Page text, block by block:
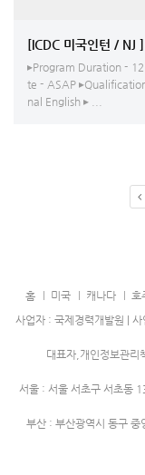
▸Program Duration - 12
te - ASAP
nal English ▸ ...
홈 미국 캐나다 호
사업자 : 국제경력개발원 |
대표자,개인정보관
서울 : 서울 서초구 서초동
부산 : 부산광역시 동구